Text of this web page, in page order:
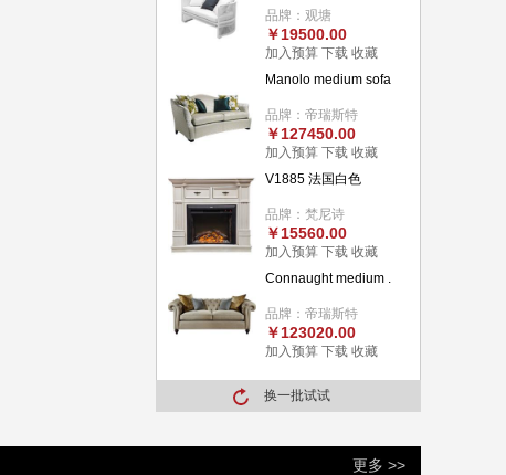
品牌：观塘
￥19500.00
加入预算 下载 收藏
Manolo medium sofa
品牌：帝瑞斯特
￥127450.00
加入预算 下载 收藏
V1885 法国白色
品牌：梵尼诗
￥15560.00
加入预算 下载 收藏
Connaught medium .
品牌：帝瑞斯特
￥123020.00
加入预算 下载 收藏
换一批试试
更多 >>